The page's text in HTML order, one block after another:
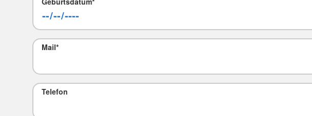
Mail*
Telefon